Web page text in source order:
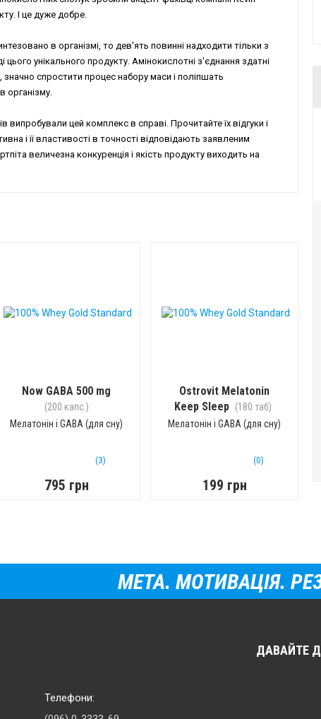
І це дуже добре.
в організмі, то дев'ять повинні надходити тільки з
цього унікального продукту. Амінокислотні з'єднання здатні
значно спростити процес набору маси і поліпшать
організму.
випробували цей комплекс в справі. Прочитайте їх відгуки і
і її властивості в точності відповідають заявленим
величезна конкуренція і якість продукту виходить на
Now GABA 500 mg
(200 капс.)
Мелатонін і GABA (для сну)
(3)
795 грн
Ostrovit Melatonin
Keep Sleep (180 таб)
Мелатонін і GABA (для сну)
(0)
199 грн
МЕТА. МОТИВАЦІЯ.
Телефони:
ДАВАЙТЕ